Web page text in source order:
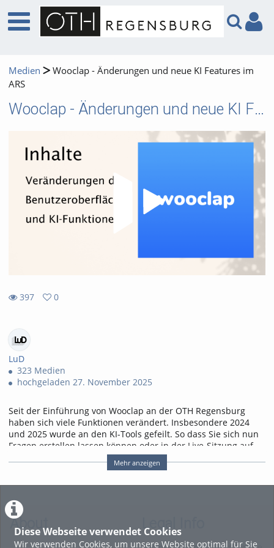
Diese Webseite verwendet Cookies
Wir verwenden Cookies, um unsere Website optimal für Sie
Medien
Wooclap - Änderungen und neue KI Features im
ARS
Wooclap - Änderungen und neue KI Features im ARS
397
0
LuD
323 Medien
hochgeladen 27. November 2025
Seit der Einführung von Wooclap an der OTH Regensburg
haben sich viele Funktionen verändert. Insbesondere 2024
und 2025 wurde an den KI-Tools gefeilt. So dass Sie sich nun
Fragen erstellen lassen können oder in der Live-Sitzung auf
KI-Agenten zur Unterstützung zurückgreifen können. Wir
zeigen die Neue Benutzeroberfläche und die KI-
00:00
00:30
01:05
05:25- Fragen erstellen
10:05 - KI während eines Live-Events
Mehr anzeigen
About Legal Info